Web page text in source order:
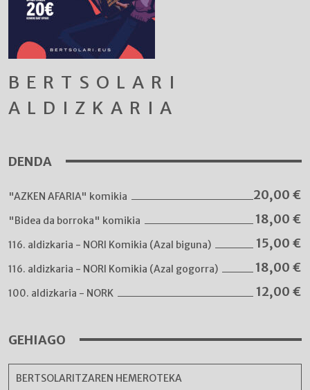
BERTSOLARI
ALDIZKARIA
DENDA
"AZKEN AFARIA" komikia 20,00 €
"Bidea da borroka" komikia 18,00 €
116. aldizkaria - NORI Komikia (Azal biguna) 15,00 €
116. aldizkaria - NORI Komikia (Azal gogorra) 18,00 €
100. aldizkaria - NORK 12,00 €
GEHIAGO
BERTSOLARITZAREN HEMEROTEKA